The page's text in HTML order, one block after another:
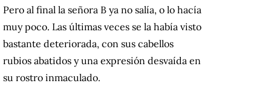
Pero al final la señora B ya no salía, o lo hacía
muy poco. Las últimas veces se la había visto
bastante deteriorada, con sus cabellos
rubios abatidos y una expresión desvaída en
su rostro inmaculado.